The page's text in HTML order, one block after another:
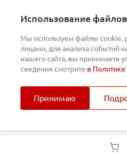
Использование
Мы используем файлы cookie,
лицами, для анализа событий
нашего сайта, вы принимаете
сведения смотрите в
Принимаю